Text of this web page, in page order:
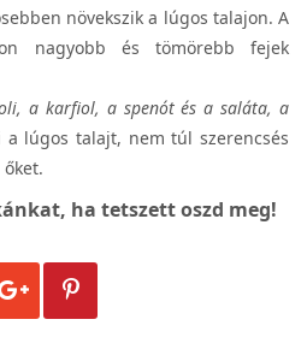
növekszik a lúgos talajon. A
nagyobb és tömörebb fejek
a karfiol, a spenót és a saláta, a
lúgos talajt, nem túl szerencsés
ha tetszett oszd meg!